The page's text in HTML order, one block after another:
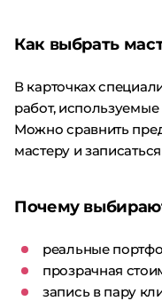
Как выбрать
В карточках
работ,
Можно сравнить
мастеру и
Почему
реальные
прозрачная
запись в пару